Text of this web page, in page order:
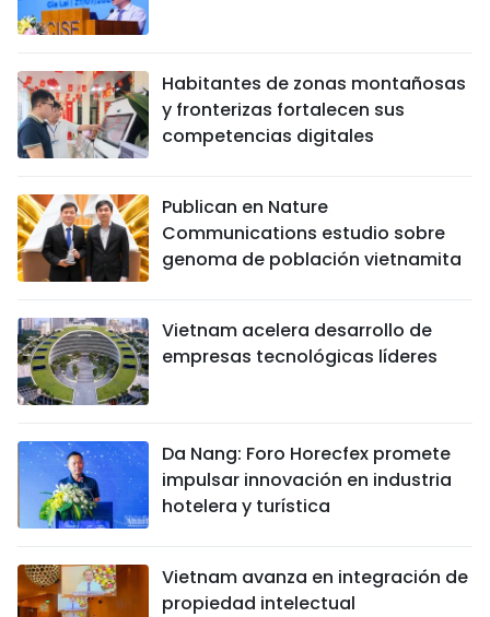
Habitantes de zonas montañosas
y fronterizas fortalecen sus
competencias digitales
Publican en Nature
Communications estudio sobre
genoma de población vietnamita
Vietnam acelera desarrollo de
empresas tecnológicas líderes
Da Nang: Foro Horecfex promete
impulsar innovación en industria
hotelera y turística
Vietnam avanza en integración de
propiedad intelectual